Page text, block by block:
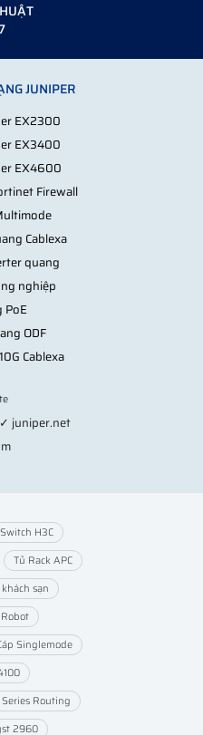
JUNIPER
EX2300
EX3400
EX4600
Firewall
Cablexa
quang
nghiệp
PoE
ODF
Cablexa
juniper.net
Switch H3C
Tủ Rack APC
sạn
Singlemode
Series Routing
2960